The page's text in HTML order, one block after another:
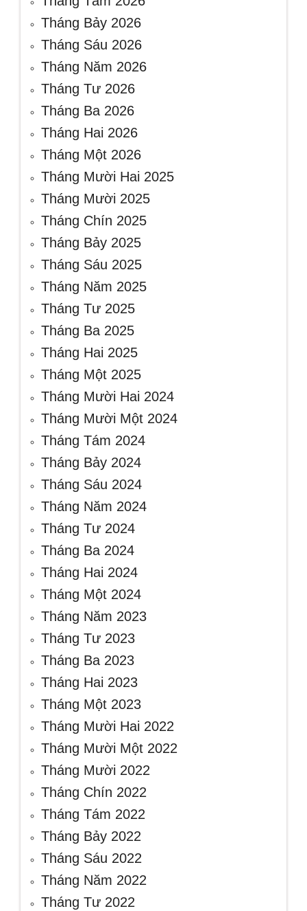
Tháng Bảy 2026
Tháng Sáu 2026
Tháng Năm 2026
Tháng Tư 2026
Tháng Ba 2026
Tháng Hai 2026
Tháng Một 2026
Tháng Mười Hai 2025
Tháng Mười 2025
Tháng Chín 2025
Tháng Bảy 2025
Tháng Sáu 2025
Tháng Năm 2025
Tháng Tư 2025
Tháng Ba 2025
Tháng Hai 2025
Tháng Một 2025
Tháng Mười Hai 2024
Tháng Mười Một 2024
Tháng Tám 2024
Tháng Bảy 2024
Tháng Sáu 2024
Tháng Năm 2024
Tháng Tư 2024
Tháng Ba 2024
Tháng Hai 2024
Tháng Một 2024
Tháng Năm 2023
Tháng Tư 2023
Tháng Ba 2023
Tháng Hai 2023
Tháng Một 2023
Tháng Mười Hai 2022
Tháng Mười Một 2022
Tháng Mười 2022
Tháng Chín 2022
Tháng Tám 2022
Tháng Bảy 2022
Tháng Sáu 2022
Tháng Năm 2022
Tháng Tư 2022